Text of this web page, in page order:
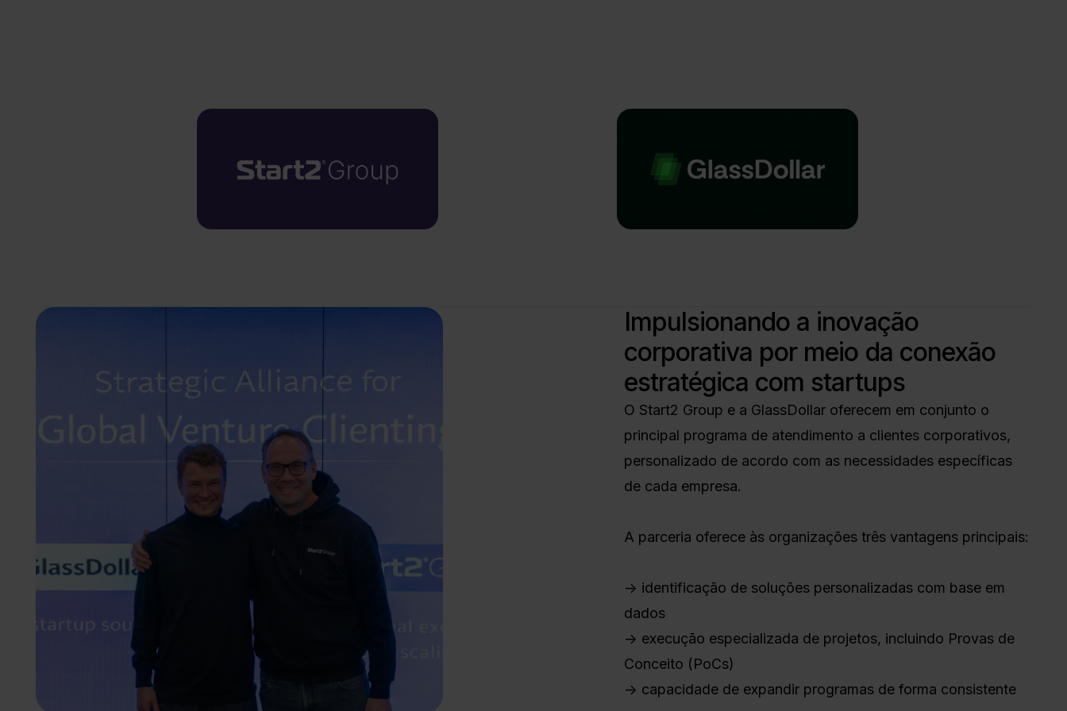
Impulsionando a inovação
corporativa por meio da conexão
estratégica com startups
O Start2 Group e a GlassDollar oferecem em conjunto o
principal programa de atendimento a clientes corporativos,
personalizado de acordo com as necessidades específicas
de cada empresa.
A parceria oferece às organizações três vantagens principais:
-> identificação de soluções personalizadas com base em
dados
-> execução especializada de projetos, incluindo Provas de
Conceito (PoCs)
-> capacidade de expandir programas de forma consistente